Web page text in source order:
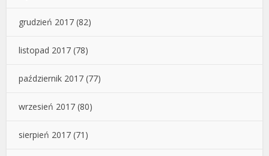
grudzień 2017 (82)
listopad 2017 (78)
październik 2017 (77)
wrzesień 2017 (80)
sierpień 2017 (71)